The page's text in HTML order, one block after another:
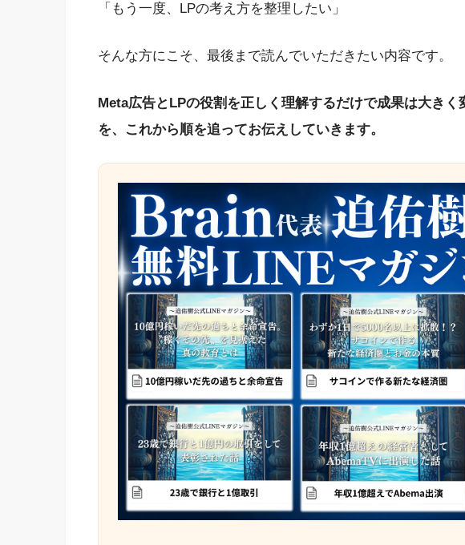
「もう一度、LPの考え方を整理したい」
そんな方にこそ、最後まで読んでいただきたい内容です。
Meta広告とLPの役割を正しく理解するだけで成果は大き
を、これから順を追ってお伝えしていきます。